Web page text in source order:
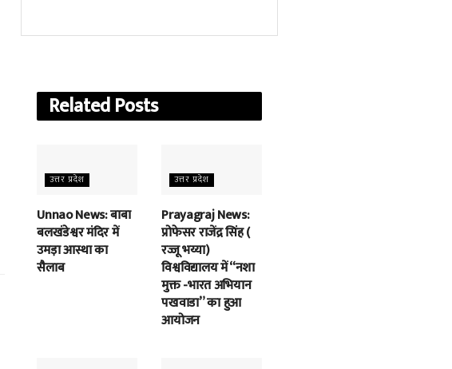
RelatedPosts
उत्तर प्रदेश
Unnao News: बाबा
बलखंडेश्वर मंदिर में
उमड़ा आस्था का
सैलाब
उत्तर प्रदेश
Prayagraj News:
प्रोफेसर राजेंद्र सिंह (
रज्जू भय्या)
विश्वविद्यालय में “नशा
मुक्त -भारत अभियान
पखवाडा” का हुआ
आयोजन